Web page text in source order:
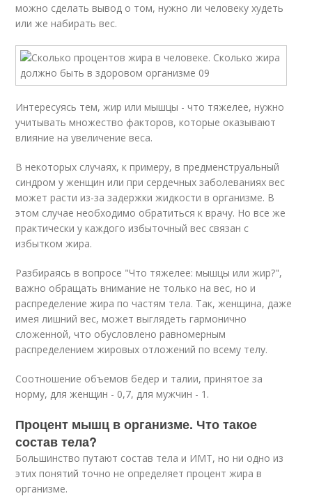
можно сделать вывод о том, нужно ли человеку худеть
или же набирать вес.
Интересуясь тем, жир или мышцы - что тяжелее, нужно
учитывать множество факторов, которые оказывают
влияние на увеличение веса.
В некоторых случаях, к примеру, в предменструальный
синдром у женщин или при сердечных заболеваниях вес
может расти из-за задержки жидкости в организме. В
этом случае необходимо обратиться к врачу. Но все же
практически у каждого избыточный вес связан с
избытком жира.
Разбираясь в вопросе "Что тяжелее: мышцы или жир?",
важно обращать внимание не только на вес, но и
распределение жира по частям тела. Так, женщина, даже
имея лишний вес, может выглядеть гармонично
сложенной, что обусловлено равномерным
распределением жировых отложений по всему телу.
Соотношение объемов бедер и талии, принятое за
норму, для женщин - 0,7, для мужчин - 1.
Процент мышц в организме. Что такое
состав тела?
Большинство путают состав тела и ИМТ, но ни одно из
этих понятий точно не определяет процент жира в
организме.